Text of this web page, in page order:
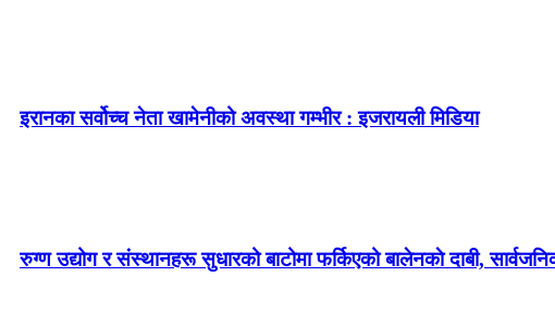
इरानका सर्वोच्च नेता खामेनीको अवस्था गम्भीर : इजरायली मिडिया
रुग्ण उद्योग र संस्थानहरू सुधारको बाटोमा फर्किएको बालेनकाे दाबी,